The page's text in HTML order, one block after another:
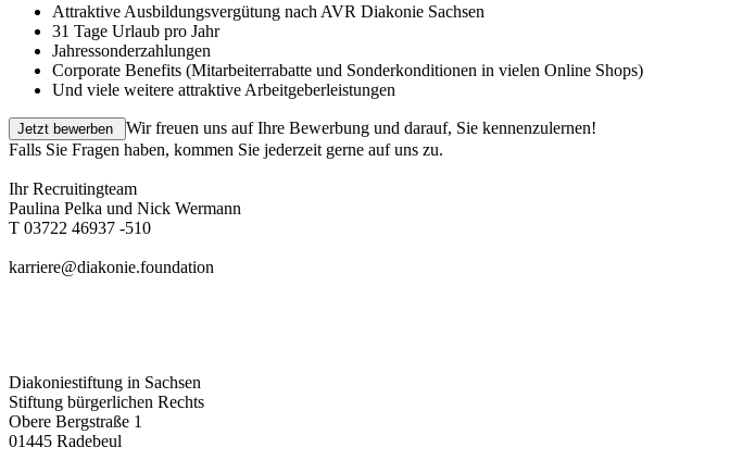
Attraktive Ausbildungsvergütung nach AVR Diakonie Sachsen
31 Tage Urlaub pro Jahr
Jahressonderzahlungen
Corporate Benefits (Mitarbeiterrabatte und Sonderkonditionen in vielen Online Shops)
Und viele weitere attraktive Arbeitgeberleistungen
Wir freuen uns auf Ihre Bewerbung und darauf, Sie kennenzulernen!
Falls Sie Fragen haben, kommen Sie jederzeit gerne auf uns zu.
Ihr Recruitingteam
Paulina Pelka und Nick Wermann
T 03722 46937 -510
karriere@diakonie.foundation
Diakoniestiftung in Sachsen
Stiftung bürgerlichen Rechts
Obere Bergstraße 1
01445 Radebeul